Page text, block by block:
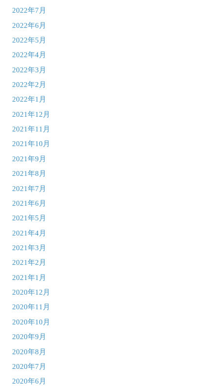
2022年7月
2022年6月
2022年5月
2022年4月
2022年3月
2022年2月
2022年1月
2021年12月
2021年11月
2021年10月
2021年9月
2021年8月
2021年7月
2021年6月
2021年5月
2021年4月
2021年3月
2021年2月
2021年1月
2020年12月
2020年11月
2020年10月
2020年9月
2020年8月
2020年7月
2020年6月